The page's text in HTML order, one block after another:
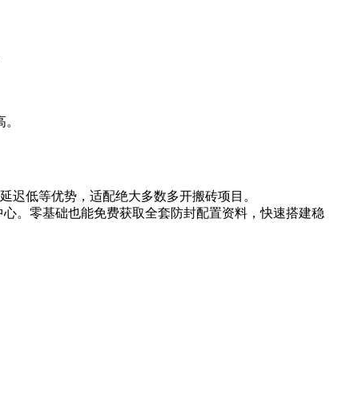
迟低等优势，适配绝大多数多开搬砖项目。
心。零基础也能免费获取全套防封配置资料，快速搭建稳